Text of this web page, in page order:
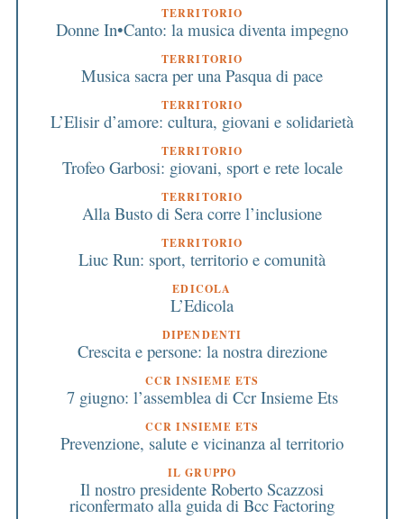
TERRITORIO
Donne In•Canto: la musica diventa impegno
TERRITORIO
Musica sacra per una Pasqua di pace
TERRITORIO
L’Elisir d’amore: cultura, giovani e solidarietà
TERRITORIO
Trofeo Garbosi: giovani, sport e rete locale
TERRITORIO
Alla Busto di Sera corre l’inclusione
TERRITORIO
Liuc Run: sport, territorio e comunità
EDICOLA
L’Edicola
DIPENDENTI
Crescita e persone: la nostra direzione
CCR INSIEME ETS
7 giugno: l’assemblea di Ccr Insieme Ets
CCR INSIEME ETS
Prevenzione, salute e vicinanza al territorio
IL GRUPPO
Il nostro presidente Roberto Scazzosi
riconfermato alla guida di Bcc Factoring